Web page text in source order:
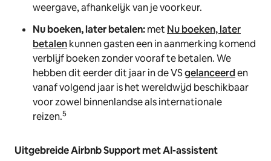
weergave, afhankelijk van je voorkeur.
Nu boeken, later betalen:met Nu boeken, later
betalenkunnen gasten een in aanmerking komend
verblijf boeken zonder vooraf te betalen. We
hebben dit eerder dit jaar in de VSgelanceerden
vanaf volgend jaar is het wereldwijd beschikbaar
voor zowel binnenlandse als internationale
reizen.5
Uitgebreide Airbnb Support met AI-assistent